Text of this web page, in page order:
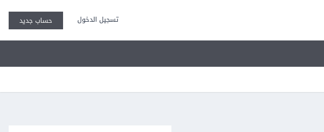
تسجيل الدخول حساب جديد